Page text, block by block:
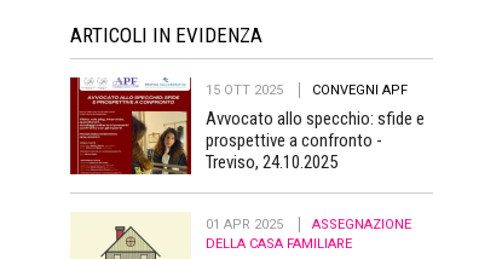
ARTICOLI IN EVIDENZA
15 OTT 2025 CONVEGNI APF
Avvocato allo specchio: sfide e
prospettive a confronto -
Treviso, 24.10.2025
01 APR 2025
ASSEGNAZIONE
DELLA CASA FAMILIARE